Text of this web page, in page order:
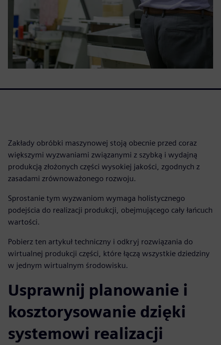
Zakłady obróbki maszynowej stoją obecnie przed coraz
większymi wyzwaniami związanymi z szybką i wydajną
produkcją złożonych części wysokiej jakości, zgodnych z
zasadami zrównoważonego rozwoju.
Sprostanie tym wyzwaniom wymaga holistycznego
podejścia do realizacji produkcji, obejmującego cały łańcuch
wartości.
Pobierz ten artykuł techniczny i odkryj rozwiązania do
wirtualnej produkcji części, które łączą wszystkie dziedziny
w jednym wirtualnym środowisku.
Usprawnij planowanie i
kosztorysowanie dzięki
systemowi realizacji